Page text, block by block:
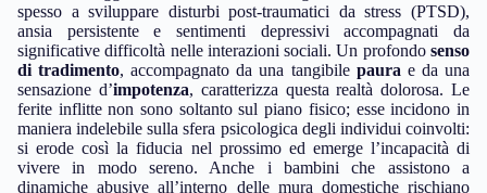
spesso a sviluppare disturbi post-traumatici da stress (PTSD),
ansia persistente e sentimenti depressivi accompagnati da
significative difficoltà nelle interazioni sociali. Un profondo senso
di tradimento, accompagnato da una tangibile paura e da una
sensazione d’impotenza, caratterizza questa realtà dolorosa. Le
ferite inflitte non sono soltanto sul piano fisico; esse incidono in
maniera indelebile sulla sfera psicologica degli individui coinvolti:
si erode così la fiducia nel prossimo ed emerge l’incapacità di
vivere in modo sereno. Anche i bambini che assistono a
dinamiche abusive all’interno delle mura domestiche rischiano